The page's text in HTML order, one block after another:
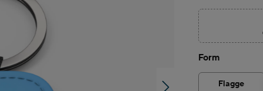
Formauswählen
Flagge